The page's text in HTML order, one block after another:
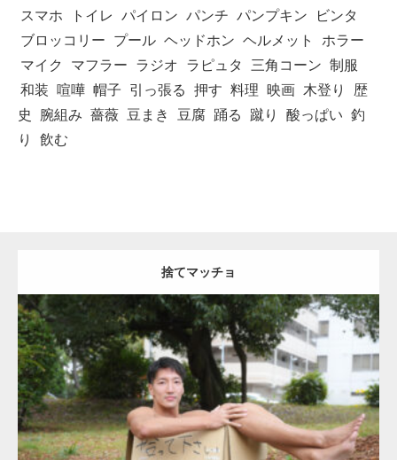
スマホ
トイレ パイロン パンチ パンプキン
ビンタ
ブロッコリー
プール ヘッドホン ヘルメット
ホラー
マイク
マフラー ラジオ ラピュタ 三角コーン 制服
和装
喧嘩 帽子 引っ張る 押す 料理 映画 木登り
歴
史
腕組み 薔薇 豆まき 豆腐 踊る 蹴り 酸っぱい 釣
り
飲む
捨てマッチョ
Update:2023.04.28
Category:公園のマッチョ オレンジの人 AKIHITO(細マッチョ)
捨
てマッチョ
ダウンロード